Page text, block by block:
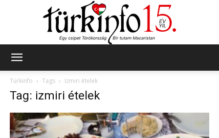
Türkinfo
Tags Izmiri ételek
Tag: izmiri ételek